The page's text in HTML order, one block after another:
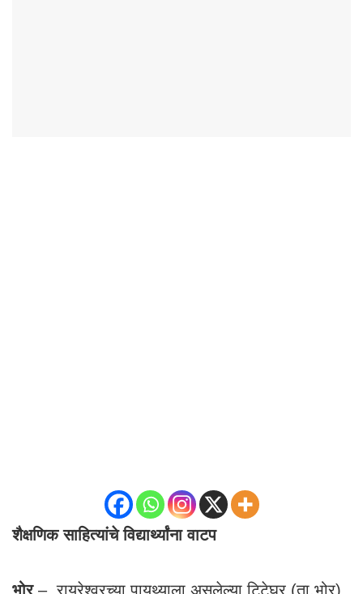
शैक्षणिक साहित्यांचे विद्यार्थ्यांना वाटप
भोर– रायरेश्वरच्या पायथ्याला असलेल्या टिटेघर (ता.भोर)